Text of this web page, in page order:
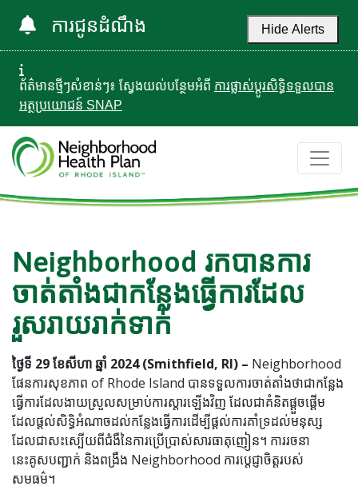
ការជូនដំណឹង Hide Alerts
ព័ត៌មានថ្មីៗសំខាន់ៗ៖ ស្វែងយល់បន្ថែមអំពី ការផ្លាស់ប្តូរសិទ្ធិទទួលបាន
អត្ថប្រយោជន៍ SNAP
Neighborhood រកបានការ
ចាត់តាំងជាកន្លែងធ្វើការដែល
រួសរាយរាក់ទាក់
ថ្ងៃទី 29 ខែសីហា ឆ្នាំ 2024 (Smithfield, RI) – Neighborhood
ផែនការសុខភាព of Rhode Island បានទទួលការចាត់តាំងថាជាកន្លែង
ធ្វើការដែលងាយស្រួលសម្រាប់ការស្តារឡើងវិញ ដែលជាគំនិតផ្តួចផ្តើម
ដែលផ្តល់សិទ្ធិអំណាចដល់កន្លែងធ្វើការដើម្បីផ្តល់ការគាំទ្រដល់មនុស្ស
ដែលជាសះស្បើយពីជំងឺនៃការប្រើប្រាស់សារធាតុញៀន។ ការរចនា
នេះគូសបញ្ជាក់ និងពង្រឹង Neighborhood ការប្តេជ្ញាចិត្តរបស់
សមធម៌។